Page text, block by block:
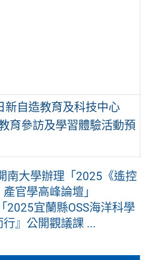
新自造教育及科技中心
育參訪及學習體驗活動預
南大學辦理「2025《遙控
官學高峰論壇」
「2025宜蘭縣OSS海洋科學
』公開觀議課 ...